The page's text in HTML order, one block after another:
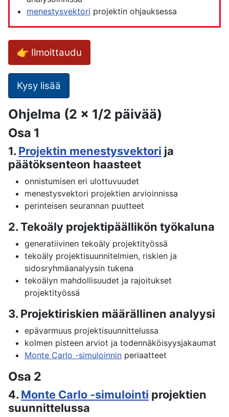
menestysvektori projektin ohjauksessa
👉 Ilmoittaudu
Kysy lisää
Ohjelma (2 x 1/2 päivää)
Osa 1
1. Projektin menestysvektori ja
päätöksenteon haasteet
onnistumisen eri ulottuvuudet
menestysvektori projektien arvioinnissa
perinteisen seurannan puutteet
2. Tekoäly projektipäällikön työkaluna
generatiivinen tekoäly projektityössä
tekoäly projektisuunnitelmien, riskien ja
sidosryhmäanalyysin tukena
tekoälyn mahdollisuudet ja rajoitukset
projektityössä
3. Projektiriskien määrällinen analyysi
epävarmuus projektisuunnittelussa
kolmen pisteen arviot ja todennäköisyysjakaumat
Monte Carlo -simuloinnin periaatteet
Osa 2
4. Monte Carlo -simulointi projektien
suunnittelussa